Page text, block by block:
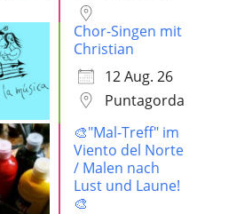
Chor-Singen mit
Christian
12 Aug. 26
Puntagorda
🎨"Mal-Treff" im
Viento del Norte
/ Malen nach
Lust und Laune!
🎨